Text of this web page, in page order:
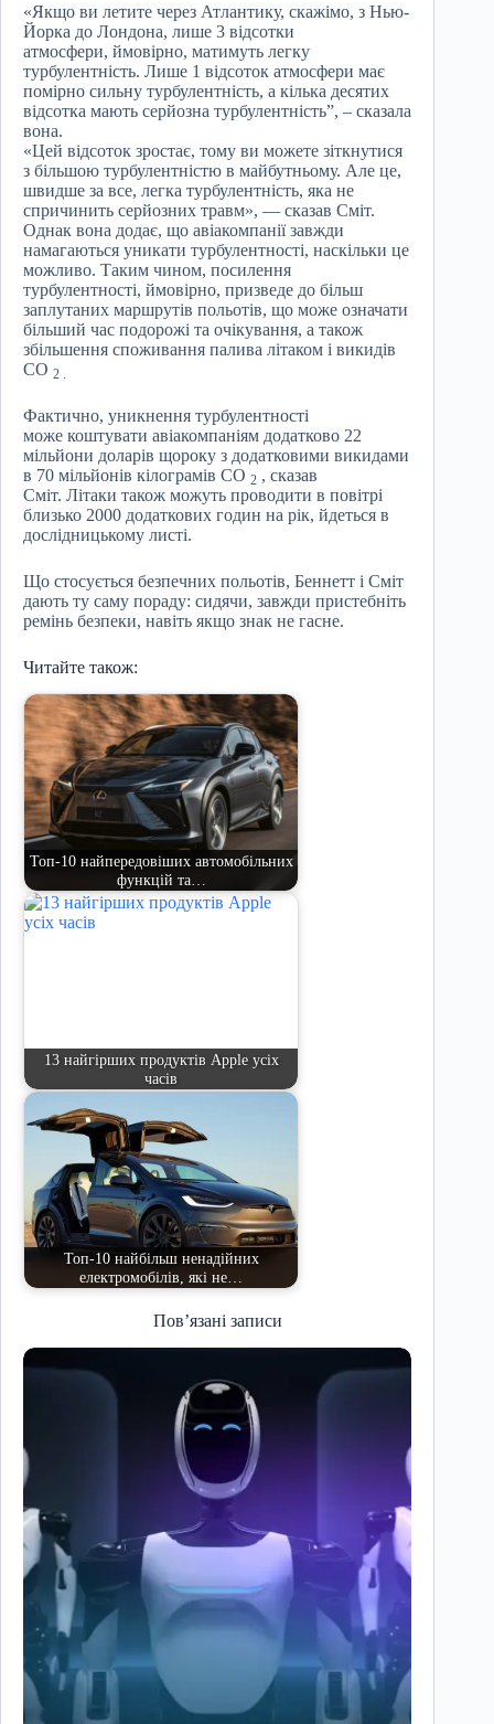
«Якщо ви летите через Атлантику, скажімо, з Нью-
Йорка до Лондона, лише 3 відсотки
атмосфери, ймовірно, матимуть легку
турбулентність. Лише 1 відсоток атмосфери має
помірно сильну турбулентність, а кілька десятих
відсотка мають серйозна турбулентність”, – сказала
вона.
«Цей відсоток зростає, тому ви можете зіткнутися
з більшою турбулентністю в майбутньому. Але це,
швидше за все, легка турбулентність, яка не
спричинить серйозних травм», — сказав Сміт.
Однак вона додає, що авіакомпанії завжди
намагаються уникати турбулентності, наскільки це
можливо. Таким чином, посилення
турбулентності, ймовірно, призведе до більш
заплутаних маршрутів польотів, що може означати
більший час подорожі та очікування, а також
збільшення споживання палива літаком і викидів
CO 2 .
Фактично, уникнення турбулентності
може коштувати авіакомпаніям додатково 22
мільйони доларів щороку з додатковими викидами
в 70 мільйонів кілограмів CO 2 , сказав
Сміт. Літаки також можуть проводити в повітрі
близько 2000 додаткових годин на рік, йдеться в
дослідницькому листі.
Що стосується безпечних польотів, Беннетт і Сміт
дають ту саму пораду: сидячи, завжди пристебніть
ремінь безпеки, навіть якщо знак не гасне.
Читайте також:
Топ-10 найпередовіших автомобільних
функцій та…
13 найгірших продуктів Apple усіх
часів
Топ-10 найбільш ненадійних
електромобілів, які не…
Пов’язані записи